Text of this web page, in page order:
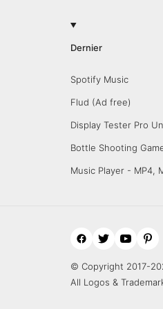
Dernier
Spotify Music
Flud (Ad free)
Display Tester Pro
Bottle Shooting
Music Player - MP4,
© Copyright 2017-
All Logos &